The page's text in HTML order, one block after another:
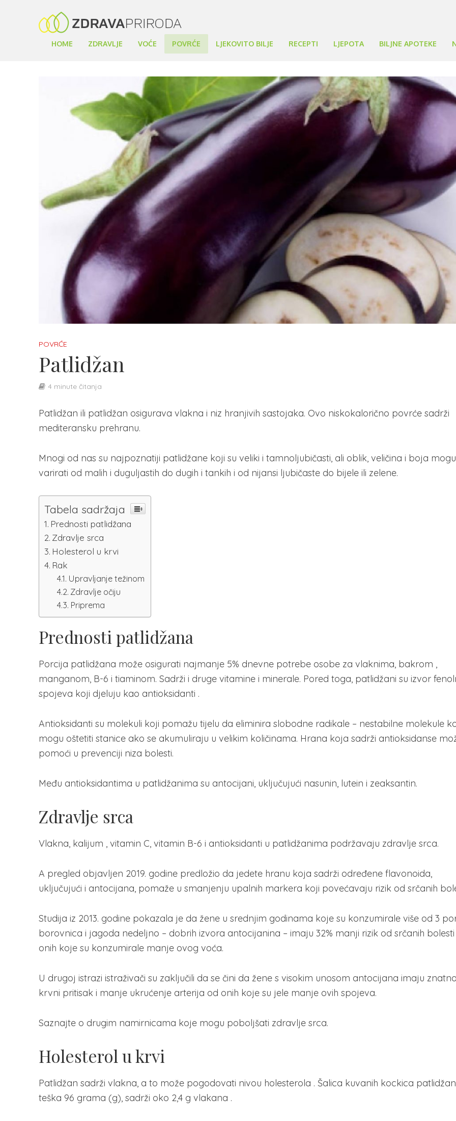
HOME ZDRAVLJE VOĆE POVRĆE LJEKOVITO BILJE RECEPTI LJEPOTA BILJNE APOTEKE
POVRĆE
Patlidžan
4 minute čitanja
Patlidžan ili patlidžan osigurava vlakna i niz hranjivih sastojaka. Ovo niskokalorično povrće sadrži
mediteransku prehranu.
Mnogi od nas su najpoznatiji patlidžane koji su veliki i tamnoljubičasti, ali oblik, veličina i boja mogu
varirati od malih i duguljastih do dugih i tankih i od nijansi ljubičaste do bijele ili zelene.
Tabela sadržaja
Prednosti patlidžana
Zdravlje srca
Holesterol u krvi
Rak
Upravljanje težinom
Zdravlje očiju
Priprema
Prednosti patlidžana
Porcija patlidžana može osigurati najmanje 5% dnevne potrebe osobe za vlaknima, bakrom ,
manganom, B-6 i tiaminom. Sadrži i druge vitamine i minerale. Pored toga, patlidžani su izvor
spojeva koji djeluju kao antioksidanti .
Antioksidanti su molekuli koji pomažu tijelu da eliminira slobodne radikale – nestabilne molekule
mogu oštetiti stanice ako se akumuliraju u velikim količinama. Hrana koja sadrži antioksidanse
pomoći u prevenciji niza bolesti.
Među antioksidantima u patlidžanima su antocijani, uključujući nasunin, lutein i zeaksantin.
Zdravlje srca
Vlakna, kalijum , vitamin C, vitamin B-6 i antioksidanti u patlidžanima podržavaju zdravlje srca.
A pregled objavljen 2019. godine predložio da jedete hranu koja sadrži određene flavonoida,
uključujući i antocijana, pomaže u smanjenju upalnih markera koji povećavaju rizik od srčanih
Studija iz 2013. godine pokazala je da žene u srednjim godinama koje su konzumirale više od 3
borovnica i jagoda nedeljno – dobrih izvora antocijanina – imaju 32% manji rizik od srčanih
onih koje su konzumirale manje ovog voća.
U drugoj istrazi istraživači su zaključili da se čini da žene s visokim unosom antocijana imaju
krvni pritisak i manje ukrućenje arterija od onih koje su jele manje ovih spojeva.
Saznajte o drugim namirnicama koje mogu poboljšati zdravlje srca.
Holesterol u krvi
Patlidžan sadrži vlakna, a to može pogodovati nivou holesterola . Šalica kuvanih kockica
teška 96 grama (g), sadrži oko 2,4 g vlakana .